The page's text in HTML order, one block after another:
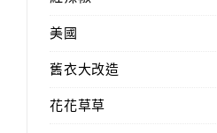
美國
舊衣大改造
花花草草